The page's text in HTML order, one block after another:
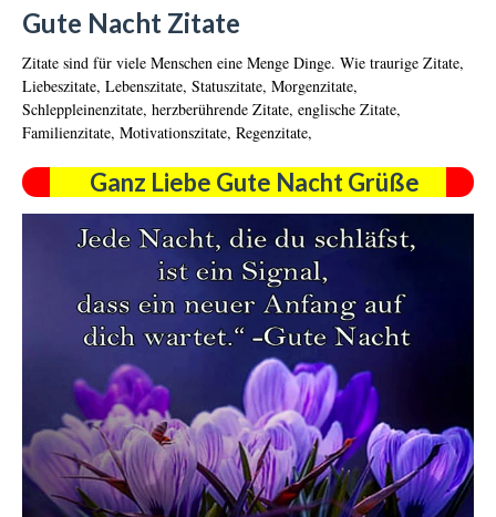
Gute Nacht Zitate
Zitate sind für viele Menschen eine Menge Dinge. Wie traurige Zitate,
Liebeszitate, Lebenszitate, Statuszitate, Morgenzitate,
Schleppleinenzitate, herzberührende Zitate, englische Zitate,
Familienzitate, Motivationszitate, Regenzitate,
Ganz Liebe Gute Nacht Grüße